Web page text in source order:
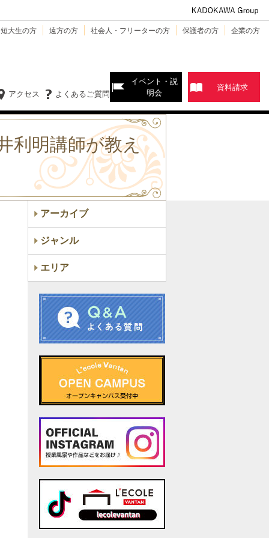
大生の方 遠方の方 社会人・フリーターの方 保護者の方 企業の方
よくあるご質問
アクセス
イベント・説
明会
資料請求
利明講師が教え
アーカイブ
ジャンル
エリア